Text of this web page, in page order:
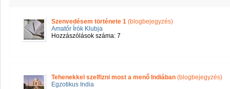
Szenvedésem története 1 (blogbejegyzés)
Amatőr Írók Klubja
Hozzászólások száma: 7
Tehenekkel szelfizni most a menő Indiában (blogbejegyzés)
Egzotikus India